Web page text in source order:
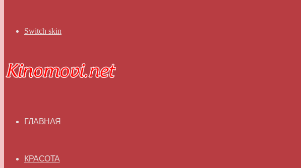
Switch skin
ГЛАВНАЯ
КРАСОТА